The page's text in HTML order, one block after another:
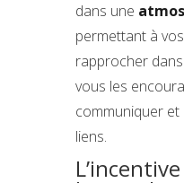
dans une
permettant à
rapprocher
vous les
communiquer
liens.